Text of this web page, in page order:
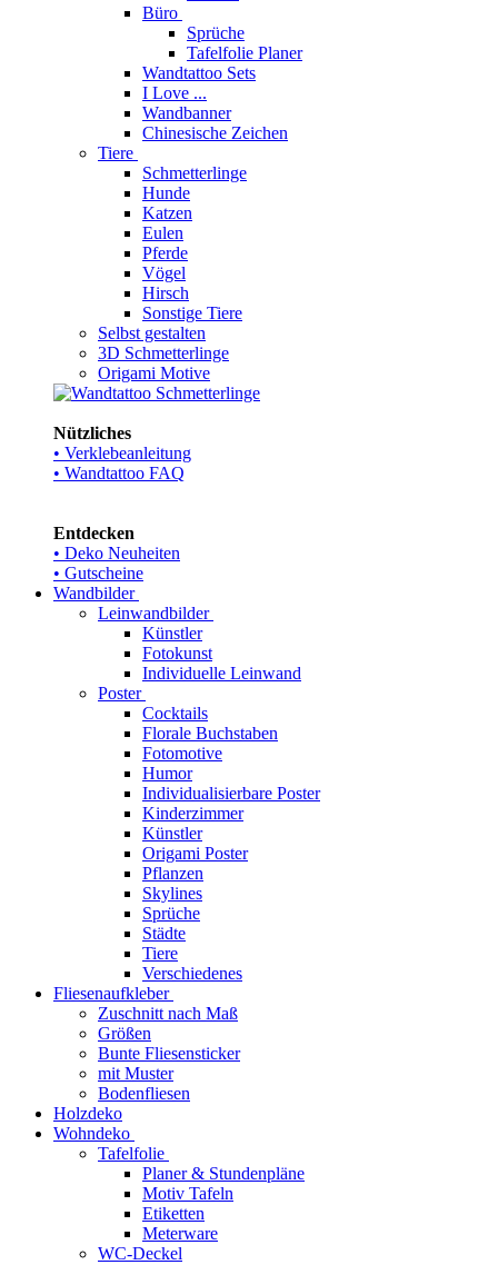
Büro
Sprüche
Tafelfolie Planer
Wandtattoo Sets
I Love ...
Wandbanner
Chinesische Zeichen
Tiere
Schmetterlinge
Hunde
Katzen
Eulen
Pferde
Vögel
Hirsch
Sonstige Tiere
Selbst gestalten
3D Schmetterlinge
Origami Motive
Nützliches
• Verklebeanleitung
• Wandtattoo FAQ
Entdecken
• Deko Neuheiten
• Gutscheine
Wandbilder
Leinwandbilder
Künstler
Fotokunst
Individuelle Leinwand
Poster
Cocktails
Florale Buchstaben
Fotomotive
Humor
Individualisierbare Poster
Kinderzimmer
Künstler
Origami Poster
Pflanzen
Skylines
Sprüche
Städte
Tiere
Verschiedenes
Fliesenaufkleber
Zuschnitt nach Maß
Größen
Bunte Fliesensticker
mit Muster
Bodenfliesen
Holzdeko
Wohndeko
Tafelfolie
Planer & Stundenpläne
Motiv Tafeln
Etiketten
Meterware
WC-Deckel